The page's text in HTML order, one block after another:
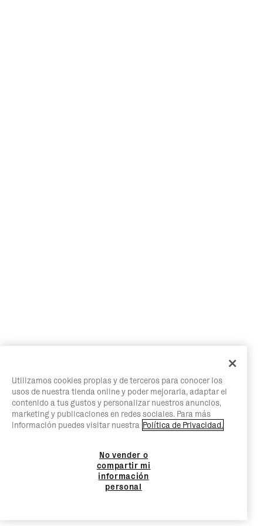
Utilizamos cookies propias y de terceros para conocer los
usos de nuestra tienda online y poder mejorarla, adaptar el
contenido a tus gustos y personalizar nuestros anuncios,
marketing y publicaciones en redes sociales. Para más
información puedes visitar nuestra Política de Privacidad.
No vender o
compartir mi
información
personal